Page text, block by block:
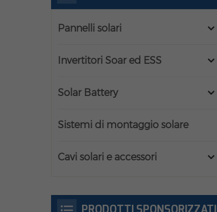
Pannelli solari
Invertitori Soar ed ESS
Solar Battery
Sistemi di montaggio solare
Cavi solari e accessori